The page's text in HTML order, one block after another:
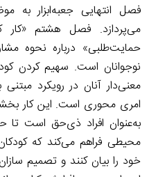
فصل انتهایی جعبه‌ابزار به
می‌پردازد. فصل هشتم «کار
حمایت‌طلبی» درباره نحوه
نوجوانان است. سهیم کردن
معنی‌دار آنان در رویکرد
امری محوری است. این کار
به‌عنوان افراد ذی‌حق است تا
محیطی فراهم می‌کند که
خود را بیان کنند و تصمیم‌